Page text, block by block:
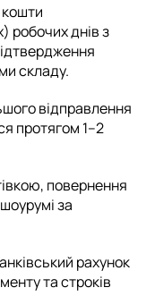
кошти
робочих днів з
складу.
відправлення
протягом 1–2
повернення
за
рахунок
та строків